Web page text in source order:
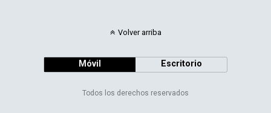
Volver arriba
Móvil Escritorio
Todos los derechos reservados